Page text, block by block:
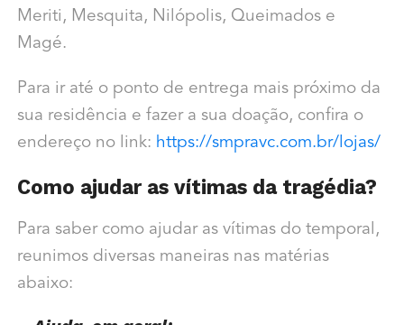
Meriti, Mesquita, Nilópolis, Queimados e
Magé.
Para ir até o ponto de entrega mais próximo da
sua residência e fazer a sua doação, confira o
endereço no link: https://smpravc.com.br/lojas/
Como ajudar as vítimas da tragédia?
Para saber como ajudar as vítimas do temporal,
reunimos diversas maneiras nas matérias
abaixo: